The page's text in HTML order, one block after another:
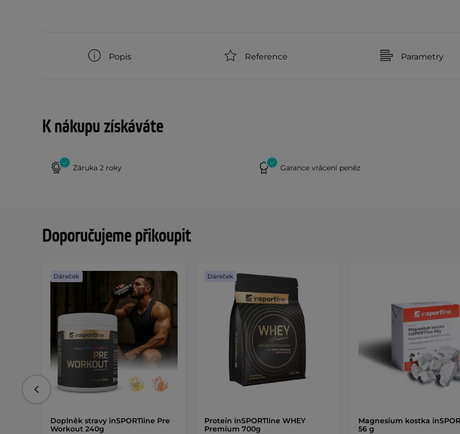
Popis Reference Parametry
K nákupu získáváte
Záruka 2 roky Garance vrácení peněz
Doporučujeme přikoupit
Doplněk stravy inSPORTline Pre
Workout 240g
Dáreček
Protein inSPORTline WHEY
Premium 700g
Dáreček
Magnesium kostka
56 g
Předchozí